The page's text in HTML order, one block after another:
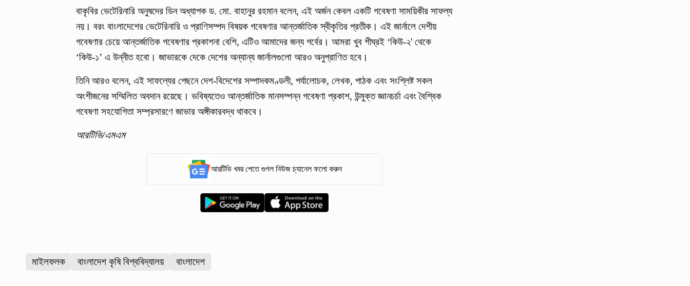
বাকৃবির ভেটেরিনারি অনুষদের ডিন অধ্যাপক ড. মো. বাহানুর রহমান বলেন, এই অর্জন কেবল একটি গবেষণা সাময়িকীর সাফল্য
নয়। বরং বাংলাদেশের ভেটেরিনারি ও প্রাণিসম্পদ বিষয়ক গবেষণার আন্তর্জাতিক স্বীকৃতির প্রতীক। এই জার্নালে দেশীয়
গবেষণার চেয়ে আন্তর্জাতিক গবেষণার প্রকাশনা বেশি, এটিও আমাদের জন্য গর্বের। আমরা খুব শীঘ্রই ‘কিউ-২' থেকে
‘কিউ-১’ এ উন্নীত হবো। জাভারকে দেকে দেশের অন্যান্য জার্নালগুলো আরও অনুপ্রাণিত হবে।
তিনি আরও বলেন, এই সাফল্যের পেছনে দেশ-বিদেশের সম্পাদকমণ্ডলী, পর্যালোচক, লেখক, পাঠক এবং সংশ্লিষ্ট সকল
অংশীজনের সম্মিলিত অবদান রয়েছে। ভবিষ্যতেও আন্তর্জাতিক মানসম্পন্ন গবেষণা প্রকাশ, উন্মুক্ত জ্ঞানচর্চা এবং বৈশ্বিক
গবেষণা সহযোগিতা সম্প্রসারণে জাভার অঙ্গীকারবদ্ধ থাকবে।
আরটিভি/এমএম
আরটিভি খবর পেতে গুগল নিউজ চ্যানেল ফলো করুন
মাইলফলক বাংলাদেশ কৃষি বিশ্ববিদ্যালয় বাংলাদেশ